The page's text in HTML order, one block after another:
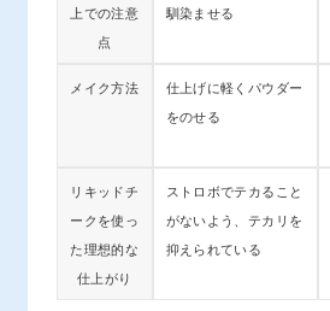
上での注意
点
馴染ませる
メイク方法
仕上げに軽くパウダー
をのせる
リキッドチ
ークを使っ
た理想的な
仕上がり
ストロボでテカること
がないよう、テカリを
抑えられている